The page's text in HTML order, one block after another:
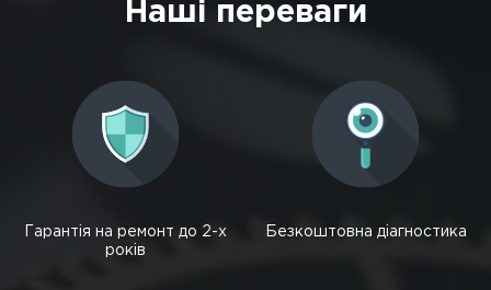
Наші переваги
Гарантія на ремонт до 2-х
років
Безкоштовна діагностика